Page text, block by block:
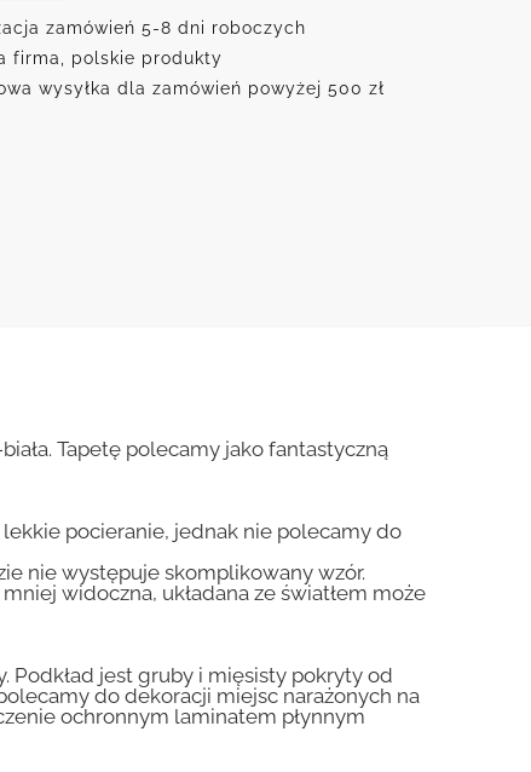
zamówień 5-8 dni roboczych
firma, polskie produkty
wysyłka dla zamówień powyżej 500 zł
Tapetę polecamy jako fantastyczną
pocieranie, jednak nie polecamy do
nie występuje skomplikowany wzór.
widoczna, układana ze światłem może
Podkład jest gruby i mięsisty pokryty od
do dekoracji miejsc narażonych na
ochronnym laminatem płynnym